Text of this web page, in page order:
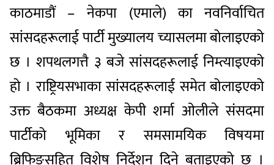
काठमाडौं – नेकपा (एमाले) का नवनिर्वाचित
सांसदहरूलाई पार्टी मुख्यालय च्यासलमा बोलाइएको
छ । शपथलगत्तै ३ बजे सांसदहरूलाई निम्त्याइएको
हो । राष्ट्रियसभाका सांसदहरूलाई समेत बोलाइएको
उक्त बैठकमा अध्यक्ष केपी शर्मा ओलीले संसदमा
पार्टीको भूमिका र समसामयिक विषयमा
ब्रिफिङसहित विशेष निर्देशन दिने बताइएको छ ।